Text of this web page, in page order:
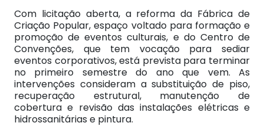
Com licitação aberta, a reforma da Fábrica de
Criação Popular, espaço voltado para formação e
promoção de eventos culturais, e do Centro de
Convenções, que tem vocação para sediar
eventos corporativos, está prevista para terminar
no primeiro semestre do ano que vem. As
intervenções consideram a substituição de piso,
recuperação estrutural, manutenção de
cobertura e revisão das instalações elétricas e
hidrossanitárias e pintura.